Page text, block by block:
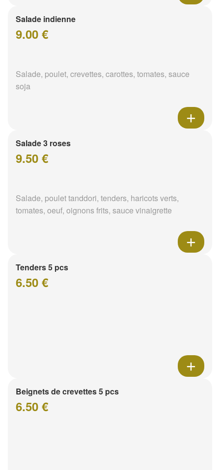
Salade indienne
9.00 €
Salade, poulet, crevettes, carottes, tomates, sauce
soja
Salade 3 roses
9.50 €
Salade, poulet tanddori, tenders, haricots verts,
tomates, oeuf, oignons frits, sauce vinaigrette
Tenders 5 pcs
6.50 €
Beignets de crevettes 5 pcs
6.50 €